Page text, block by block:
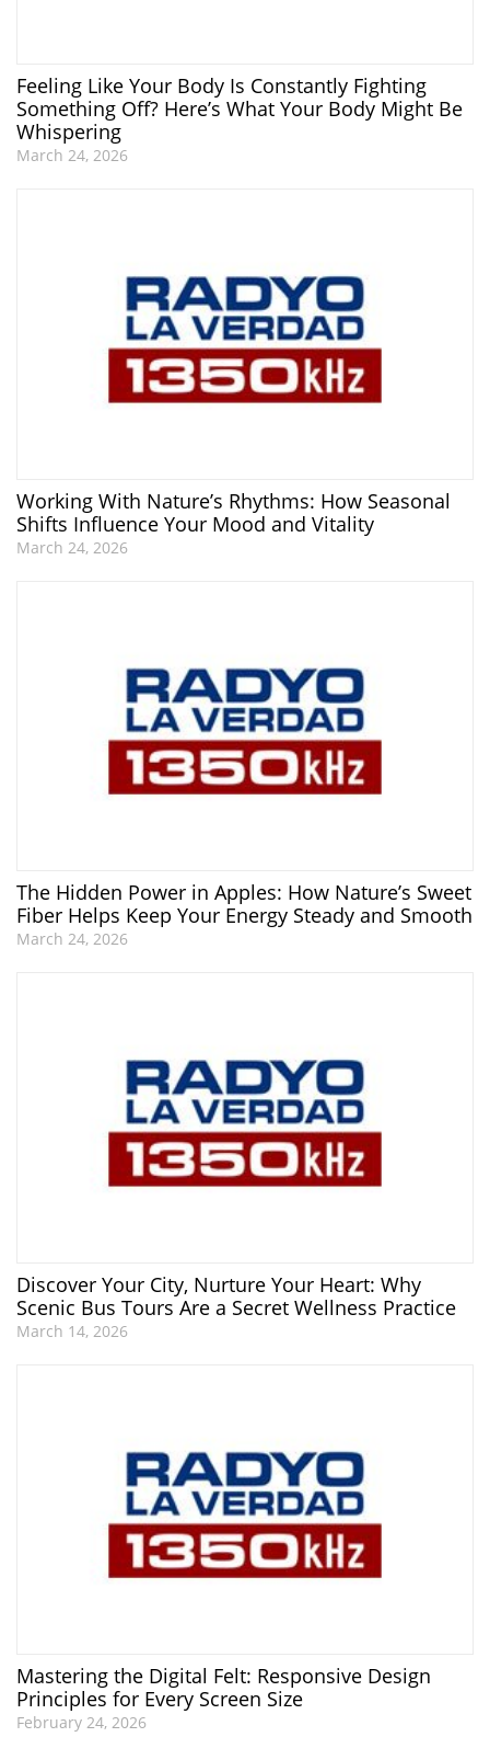
Feeling Like Your Body Is Constantly Fighting
Something Off? Here’s What Your Body Might Be
Whispering
March 24, 2026
Working With Nature’s Rhythms: How Seasonal
Shifts Influence Your Mood and Vitality
March 24, 2026
The Hidden Power in Apples: How Nature’s Sweet
Fiber Helps Keep Your Energy Steady and Smooth
March 24, 2026
Discover Your City, Nurture Your Heart: Why
Scenic Bus Tours Are a Secret Wellness Practice
March 14, 2026
Mastering the Digital Felt: Responsive Design
Principles for Every Screen Size
February 24, 2026